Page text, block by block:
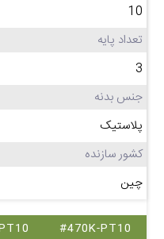
10
تعداد پایه
3
جنس بدنه
پلاستیک
کشور سازنده
چین
#470K-PT10